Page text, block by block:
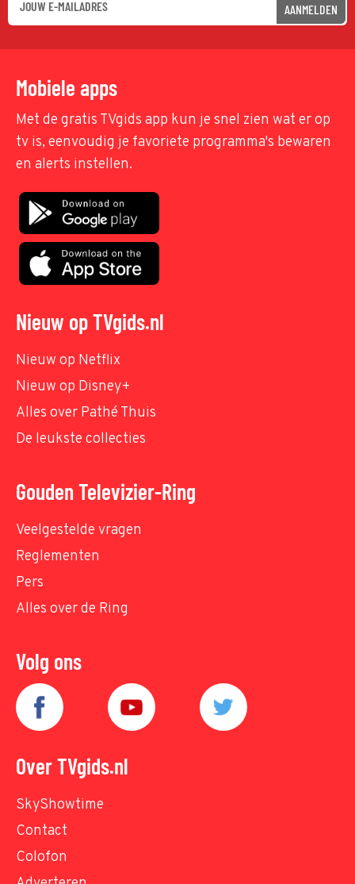
AANMELDEN
Mobiele apps
Met de gratis TVgids app kun je snel zien wat er op
tv is, eenvoudig je favoriete programma's bewaren
en alerts instellen.
Nieuw op TVgids.nl
Nieuw op Netflix
Nieuw op Disney+
Alles over Pathé Thuis
De leukste collecties
Gouden Televizier-Ring
Veelgestelde vragen
Reglementen
Pers
Alles over de Ring
Volg ons
Over TVgids.nl
SkyShowtime
Contact
Colofon